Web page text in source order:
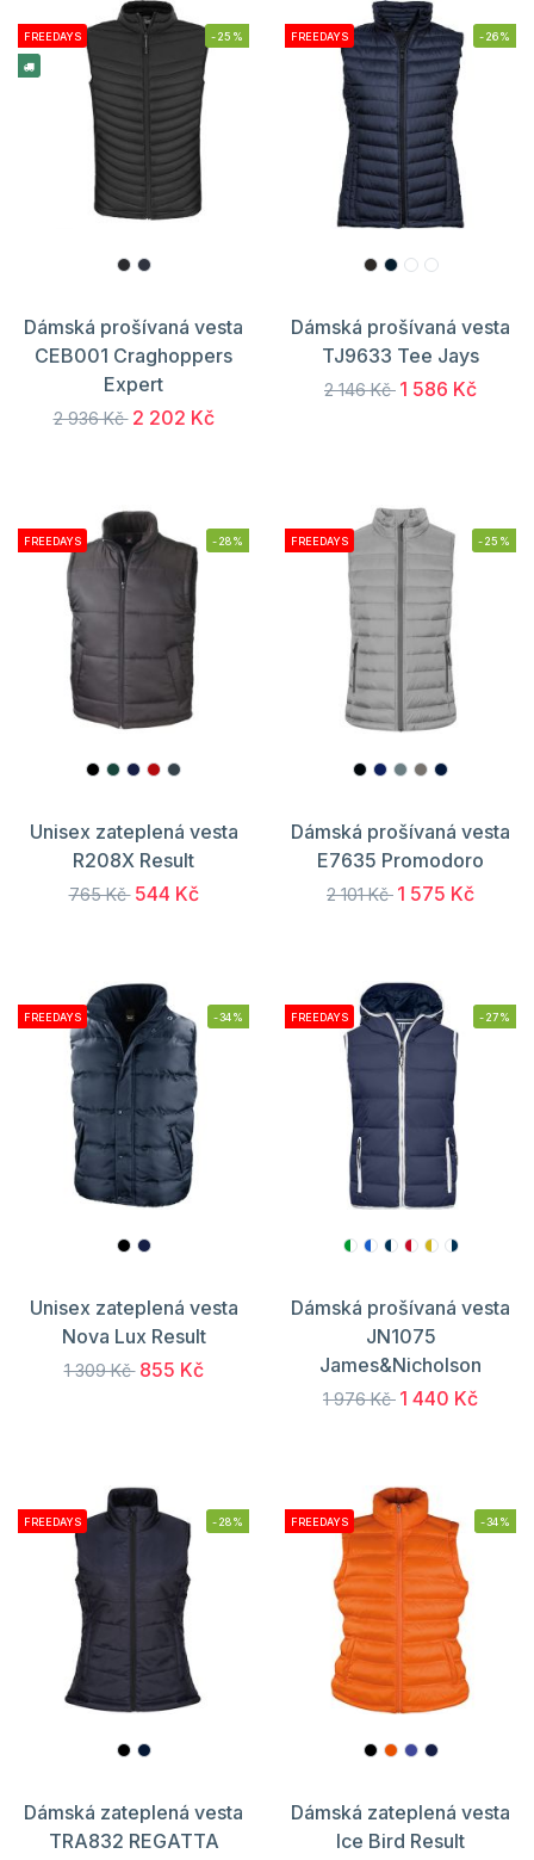
FREEDAYS -25%
Dámská prošívaná vesta
CEB001 Craghoppers
Expert
2 936 Kč 2 202 Kč
FREEDAYS -26%
Dámská prošívaná vesta
TJ9633 Tee Jays
2 146 Kč 1 586 Kč
FREEDAYS -28%
Unisex zateplená vesta
R208X Result
765 Kč 544 Kč
FREEDAYS -25%
Dámská prošívaná vesta
E7635 Promodoro
2 101 Kč 1 575 Kč
FREEDAYS -34%
Unisex zateplená vesta
Nova Lux Result
1 309 Kč 855 Kč
FREEDAYS -27%
Dámská prošívaná vesta
JN1075
James&Nicholson
1 976 Kč 1 440 Kč
FREEDAYS -28%
Dámská zateplená vesta
TRA832 REGATTA
FREEDAYS -34%
Dámská zateplená vesta
Ice Bird Result